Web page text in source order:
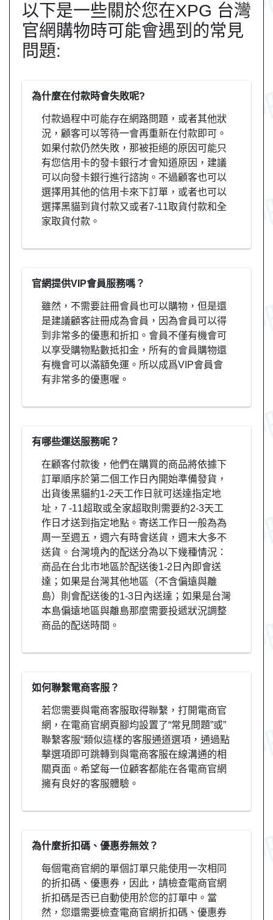
以下是一些關於您在XPG 台灣
官網購物時可能會遇到的常見
問題:
為什麼在付款時會失敗呢?
付款過程中可能存在網路問題，或者其他狀
況，顧客可以等待一會再重新在付款即可。
如果付款仍然失敗，那被拒絕的原因可能只
有您信用卡的發卡銀行才會知道原因，建議
可以向發卡銀行進行諮詢。不過顧客也可以
選擇用其他的信用卡來下訂單，或者也可以
選擇黑貓到貨付款又或者7-11取貨付款和全
家取貨付款。
官網提供VIP會員服務嗎？
雖然，不需要註冊會員也可以購物，但是還
是建議顧客註冊成為會員，因為會員可以得
到非常多的優惠和折扣。會員不僅有機會可
以享受購物點數抵扣金，所有的會員購物還
有機會可以滿額免運。所以成爲VIP會員會
有非常多的優惠喔。
有哪些運送服務呢？
在顧客付款後，他們在購買的商品將依據下
訂單順序於第二個工作日內開始準備發貨，
出貨後黑貓約1-2天工作日就可送達指定地
址，7 -11超取或全家超取則需要約2-3天工
作日才送到指定地點。寄送工作日一般為為
周一至週五，週六有時會送貨，週末大多不
送貨。台灣境內的配送分為以下幾種情況：
商品在台北市地區於配送後1-2日內即會送
達；如果是台灣其他地區（不含偏遠與離
島）則會配送後的1-3日內送達；如果是台灣
本島偏遠地區與離島那麼需要投遞狀況調整
商品的配送時間。
如何聯繫電商客服？
若您需要與電商客服取得聯繫，打開電商官
網，在電商官網頁腳均設置了“常見問題”或”
聯繫客服“類似這樣的客服通道選項，通過點
擊選項即可跳轉到與電商客服在線溝通的相
關頁面。希望每一位顧客都能在各電商官網
擁有良好的客服體驗。
為什麼折扣碼、優惠券無效？
每個電商官網的單個訂單只能使用一次相同
的折扣碼、優惠券，因此，請檢查電商官網
折扣碼是否已自動使用於您的訂單中。當
然，您還需要檢查電商官網折扣碼、優惠券